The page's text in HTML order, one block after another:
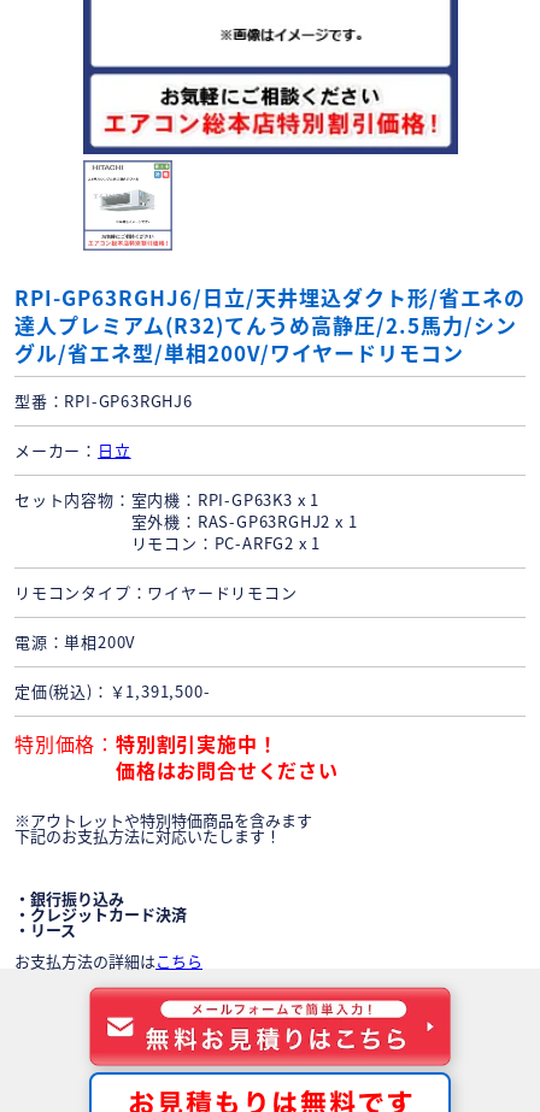
RPI-GP63RGHJ6/日立/天井埋込ダクト形/省エネの
達人プレミアム(R32)てんうめ高静圧/2.5馬力/シン
グル/省エネ型/単相200V/ワイヤードリモコン
型番 RPI-GP63RGHJ6
メーカー 日立
セット内容物
室内機：RPI-GP63K3 x 1
室外機：RAS-GP63RGHJ2 x 1
リモコン：PC-ARFG2 x 1
リモコンタイプ ワイヤードリモコン
電源 単相200V
定価(税込) ￥1,391,500-
特別価格
特別割引実施中！
価格はお問合せください
※アウトレットや特別特価商品を含みます
下記のお支払方法に対応いたします！
・銀行振り込み
・クレジットカード決済
・リース
お支払方法の詳細はこちら